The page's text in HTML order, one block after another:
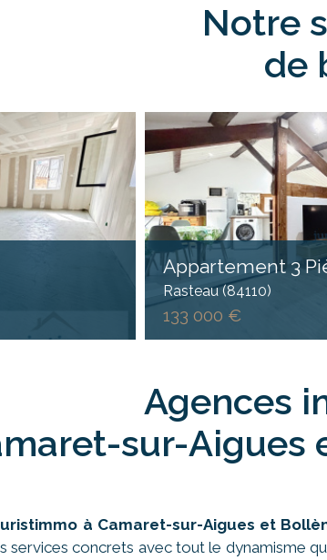
notre
de
Appartement 3
Rasteau (84110)
133 000 €
Agences
sur-Aigues
à Camaret-sur-Aigues et
concrets avec tout le dynamisme